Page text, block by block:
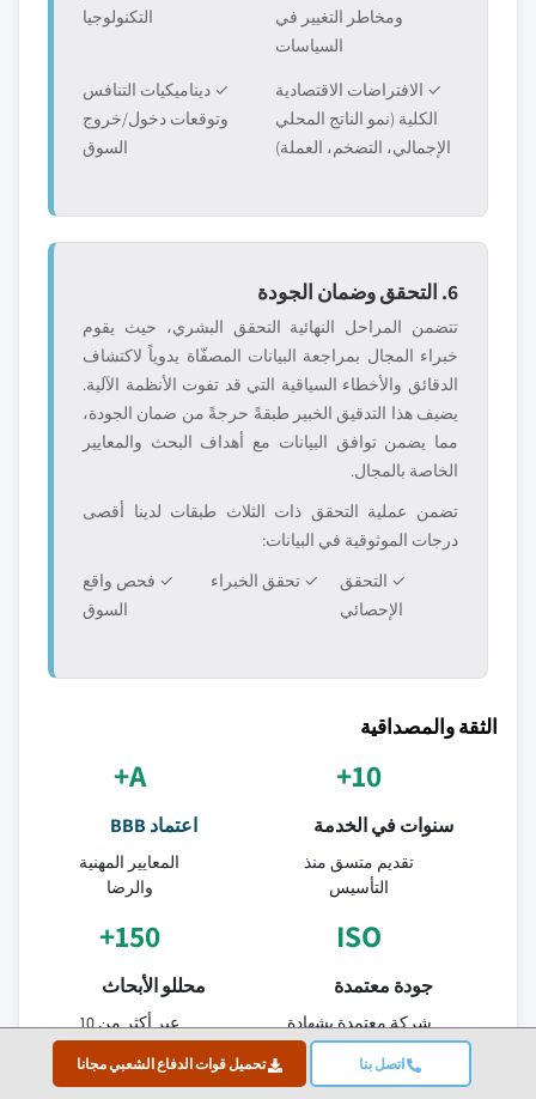
اتصل بنا تحميل قوات الدفاع الشعبي مجانا
ومخاطر التغيير في
السياسات
التكنولوجيا
✓ الافتراضات الاقتصادية
الكلية (نمو الناتج المحلي
الإجمالي، التضخم، العملة)
✓ ديناميكيات التنافس
وتوقعات دخول/خروج
السوق
6. التحقق وضمان الجودة
تتضمن المراحل النهائية التحقق البشري، حيث يقوم
خبراء المجال بمراجعة البيانات المصفّاة يدوياً لاكتشاف
الدقائق والأخطاء السياقية التي قد تفوت الأنظمة الآلية.
يضيف هذا التدقيق الخبير طبقةً حرجةً من ضمان الجودة،
مما يضمن توافق البيانات مع أهداف البحث والمعايير
الخاصة بالمجال.
تضمن عملية التحقق ذات الثلاث طبقات لدينا أقصى
درجات الموثوقية في البيانات:
✓ التحقق
الإحصائي
✓ تحقق الخبراء
✓ فحص واقع
السوق
الثقة والمصداقية
10+
سنوات في الخدمة
تقديم متسق منذ
التأسيس
A+
اعتماد BBB
المعايير المهنية
والرضا
ISO
جودة معتمدة
شركة معتمدة بشهادة
ISO 9001-2015
150+
محللو الأبحاث
عبر أكثر من 10
قطاعات صناعية